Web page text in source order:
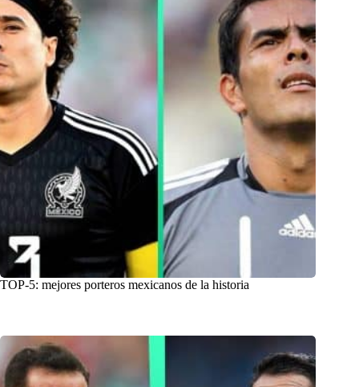
TOP-5: mejores porteros mexicanos de la historia